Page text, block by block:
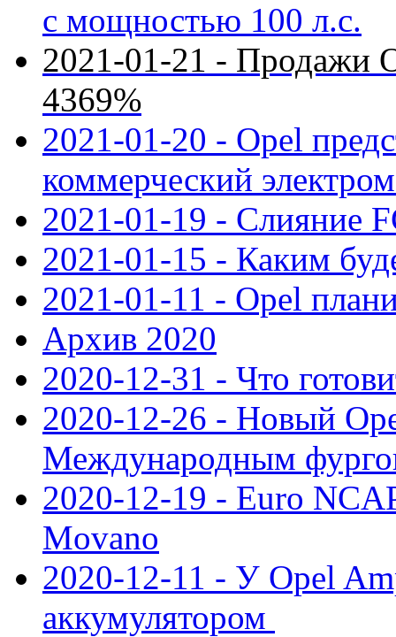
с мощностью 100 л.с.
2021-01-21 - Продажи
4369%
2021-01-20 - Opel
коммерческий
2021-01-19 - Слияние
2021-01-15 - Каким
2021-01-11 - Opel
Архив 2020
2020-12-31 - Что
2020-12-26 - Новый
Международным
2020-12-19 - Euro
Movano
2020-12-11 - У Opel
аккумулятором